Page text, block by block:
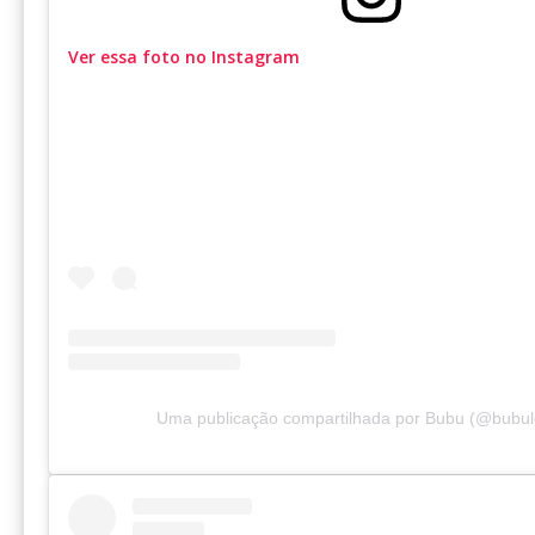
Ver essa foto no Instagram
Uma publicação compartilhada por Bubu